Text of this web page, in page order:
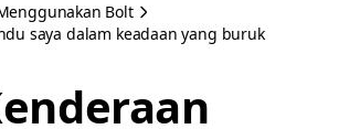
Bolt
saya dalam keadaan yang buruk